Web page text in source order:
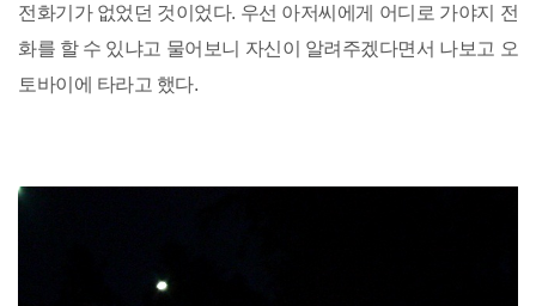
전화기가 없었던 것이었다. 우선 아저씨에게 어디로 가야지 전
화를 할 수 있냐고 물어보니 자신이 알려주겠다면서 나보고 오
토바이에 타라고 했다.